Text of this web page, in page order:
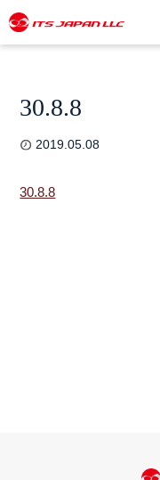
30.8.8
2019.05.08
30.8.8